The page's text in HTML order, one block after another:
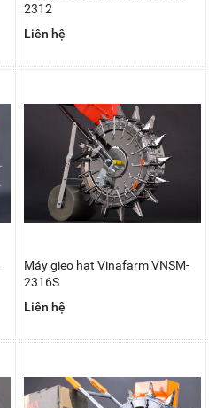
2312
Liên hệ
Máy gieo hạt Vinafarm VNSM-
2316S
Liên hệ